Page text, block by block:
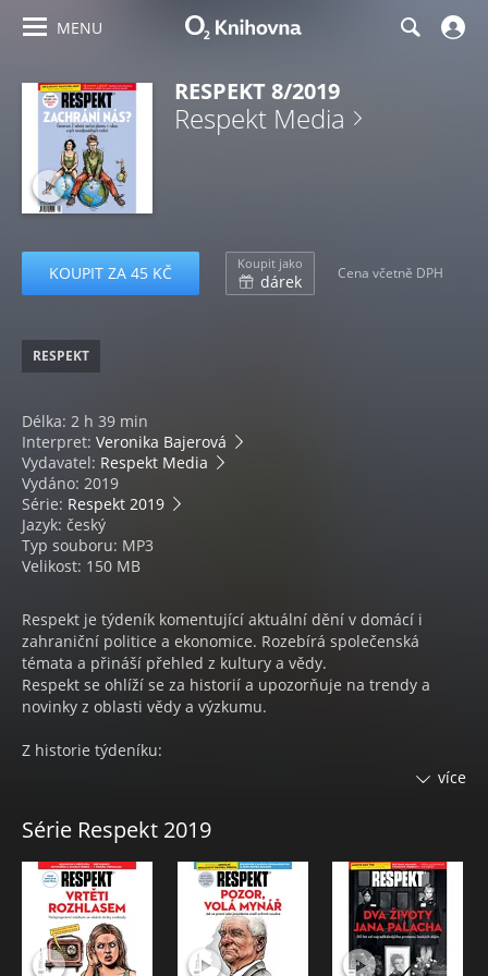
MENU
RESPEKT 8/2019
Respekt Media
KOUPIT ZA 45 KČ Koupit jako
dárek Cena včetně DPH
RESPEKT
Délka: 2 h 39 min
Interpret: Veronika Bajerová
Vydavatel: Respekt Media
Vydáno: 2019
Série: Respekt 2019
Jazyk: český
Typ souboru: MP3
Velikost: 150 MB
Respekt je týdeník komentující aktuální dění v domácí i
zahraniční politice a ekonomice. Rozebírá společenská
témata a přináší přehled z kultury a vědy.
Respekt se ohlíží se za historií a upozorňuje na trendy a
novinky z oblasti vědy a výzkumu.
Z historie týdeníku:
Od roku 2007, kdy Respekt prošel kompletní proměnou z
zvítězil v kategorii Obálka roku. Získal i prestižní novinářská
ocenění: Cenu Ferdinanda Peroutky, Cenu Karla Havlíčka
Borovského a cenu Toma Stopparda.
Na stránky Respektu přispívá řada významných osobností z
různých oblastí lidské činnosti.
více
Série Respekt 2019